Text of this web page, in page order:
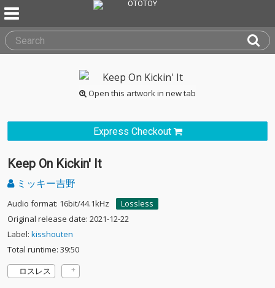
Open this artwork in new tab
Express Checkout
Keep On Kickin' It
ミッキー吉野
Audio format: 16bit/44.1kHz
Lossless
Original release date: 2021-12-22
Label: kisshouten
Total runtime: 39:50
ロスレス